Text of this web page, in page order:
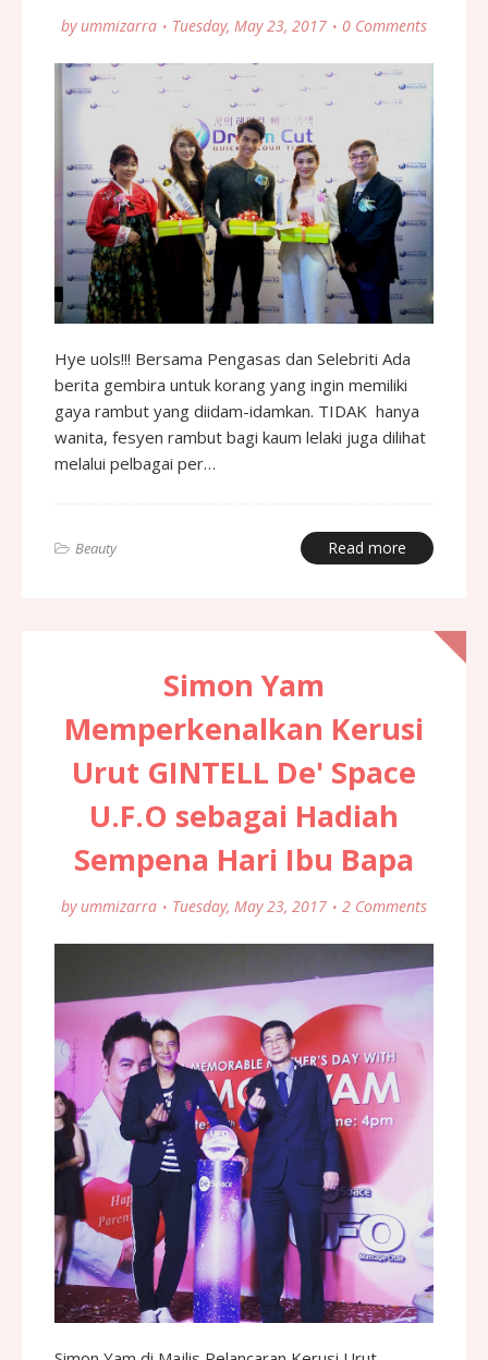
by ummizarra Tuesday, May 23, 2017 0 Comments
Hye uols!!! Bersama Pengasas dan Selebriti Ada
berita gembira untuk korang yang ingin memiliki
gaya rambut yang diidam-idamkan. TIDAK hanya
wanita, fesyen rambut bagi kaum lelaki juga dilihat
melalui pelbagai per…
Beauty Read more
Simon Yam
Memperkenalkan Kerusi
Urut GINTELL De' Space
U.F.O sebagai Hadiah
Sempena Hari Ibu Bapa
by ummizarra Tuesday, May 23, 2017 2 Comments